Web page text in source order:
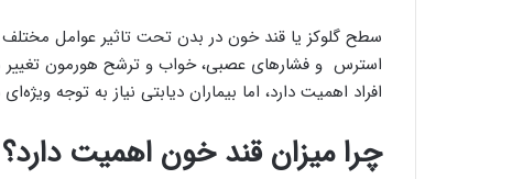
سطح گلوکز یا قند خون در بدن تحت تاثیر عوامل مختلف
استرس و فشارهای عصبی، خواب و ترشح هورمون تغییر
افراد اهمیت دارد، اما بیماران دیابتی نیاز به توجه
چرا میزان قند خون اهمیت دارد؟